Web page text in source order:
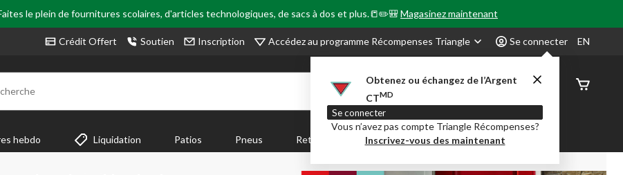
le plein de fournitures scolaires, d'articles technologiques, de sacs à dos et plus.📒✏️🎒Magasinez maintenant
Crédit Offert Soutien Inscription Accédez au programme Récompenses Triangle Se connecter
Obtenez ou échangez de l’Argent
CTMD
Se connecter
Vous n’avez pas compte Triangle Récompenses?
Inscrivez-vous des maintenant
EN
État de
hebdo Liquidation Patios Pneus Retour en Classe Party City Centre-auto